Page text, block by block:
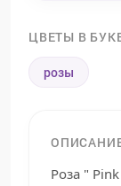
ЦВЕТЫ В
розы
Роза "